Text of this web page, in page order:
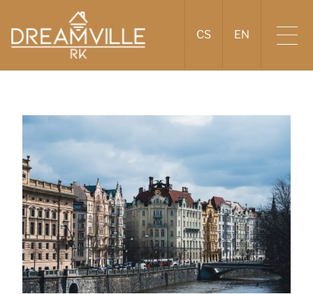
CS EN